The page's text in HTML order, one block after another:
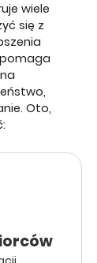
wiele
się z
Oto,